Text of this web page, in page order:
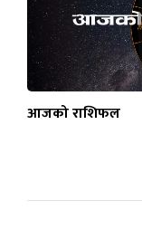
आजको राशिफल